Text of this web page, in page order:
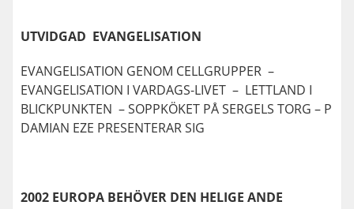
UTVIDGAD EVANGELISATION
EVANGELISATION GENOM CELLGRUPPER –
EVANGELISATION I VARDAGS-LIVET – LETTLAND I
BLICKPUNKTEN – SOPPKÖKET PÅ SERGELS TORG – P
DAMIAN EZE PRESENTERAR SIG
2002 EUROPA BEHÖVER DEN HELIGE ANDE